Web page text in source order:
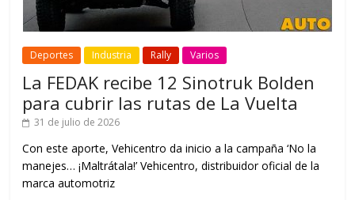
Deportes Industria Rally Varios
La FEDAK recibe 12 Sinotruk Bolden
para cubrir las rutas de La Vuelta
31 de julio de 2026
Con este aporte, Vehicentro da inicio a la campaña ‘No la
manejes… ¡Maltrátala!’ Vehicentro, distribuidor oficial de la
marca automotriz